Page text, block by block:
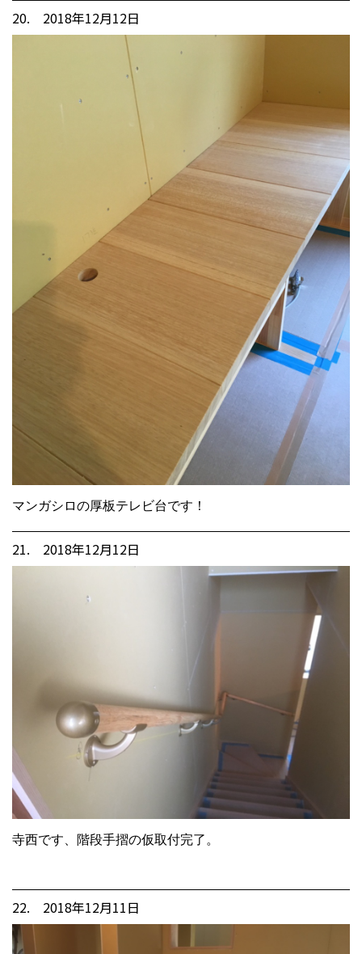
20. 2018年12月12日
マンガシロの厚板テレビ台です！
21. 2018年12月12日
寺西です、階段手摺の仮取付完了。
22. 2018年12月11日